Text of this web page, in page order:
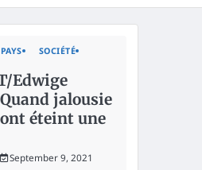
PAYS SOCIÉTÉ
Edwige
jalousie
éteint une
September 9, 2021